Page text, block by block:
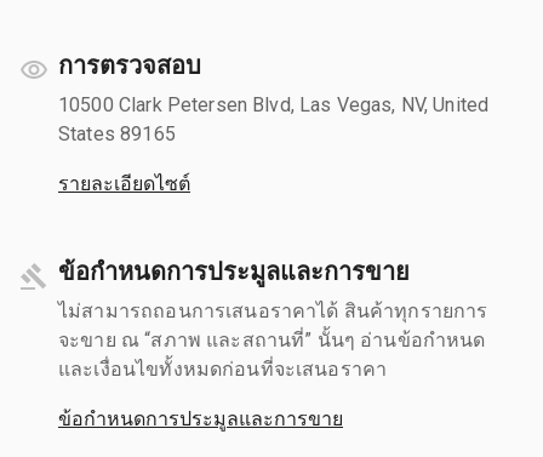
การตรวจสอบ
10500 Clark Petersen Blvd, Las Vegas, NV, United
States 89165
รายละเอียดไซต์
ข้อกำหนดการประมูลและการขาย
ไม่สามารถถอนการเสนอราคาได้ สินค้าทุกรายการ
จะขาย ณ “สภาพ และสถานที่” นั้นๆ อ่านข้อกำหนด
และเงื่อนไขทั้งหมดก่อนที่จะเสนอราคา
ข้อกำหนดการประมูลและการขาย